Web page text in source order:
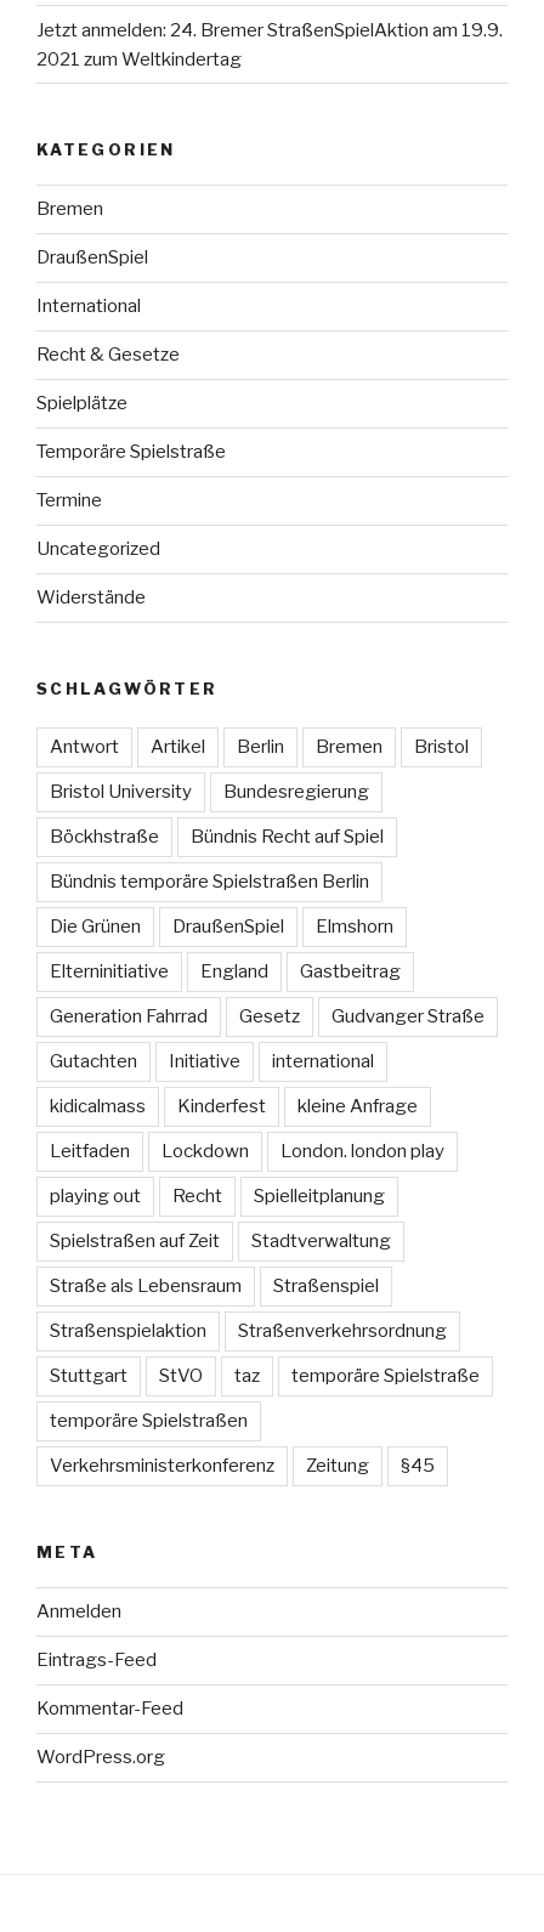
Jetzt anmelden: 24. Bremer StraßenSpielAktion am 19.9.
2021 zum Weltkindertag
KATEGORIEN
Bremen
DraußenSpiel
International
Recht & Gesetze
Spielplätze
Temporäre Spielstraße
Termine
Uncategorized
Widerstände
SCHLAGWÖRTER
Antwort Artikel Berlin Bremen Bristol
Bristol University Bundesregierung
Böckhstraße Bündnis Recht auf Spiel
Bündnis temporäre Spielstraßen Berlin
Die Grünen DraußenSpiel Elmshorn
Elterninitiative England Gastbeitrag
Generation Fahrrad Gesetz Gudvanger Straße
Gutachten Initiative international
kidicalmass Kinderfest kleine Anfrage
Leitfaden Lockdown London. london play
playing out Recht Spielleitplanung
Spielstraßen auf Zeit Stadtverwaltung
Straße als Lebensraum Straßenspiel
Straßenspielaktion Straßenverkehrsordnung
Stuttgart StVO taz temporäre Spielstraße
temporäre Spielstraßen
Verkehrsministerkonferenz Zeitung §45
META
Anmelden
Eintrags-Feed
Kommentar-Feed
WordPress.org